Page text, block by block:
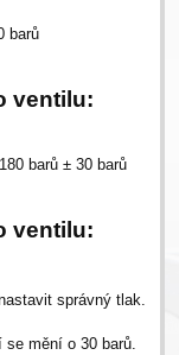
barů
ventilu:
barů ± 30 barů
ventilu:
správný tlak.
mění o 30 barů.